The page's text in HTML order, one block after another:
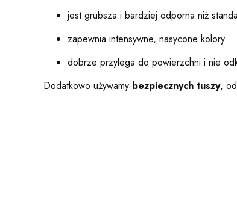
jest grubsza i bardziej odporna niż
zapewnia intensywne, nasycone kolory
dobrze przylega do powierzchni i nie
Dodatkowo używamy bezpiecznych tuszy,